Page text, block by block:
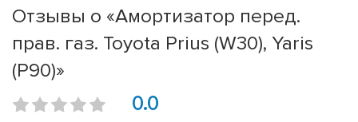
Отзывы о «Амортизатор перед.
прав. газ. Toyota Prius (W30), Yaris
(P90)»
0.0